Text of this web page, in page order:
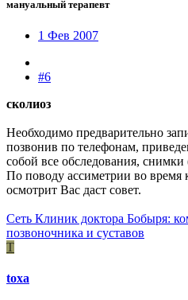
мануальный терапевт
1 Фев 2007
#6
сколиоз
Необходимо предварительно
позвонив по телефонам,
собой все обследования, снимки
По поводу ассиметрии во время
осмотрит Вас даст совет.
Сеть Клиник доктора Бобыря:
позвоночника и суставов
T
toxa